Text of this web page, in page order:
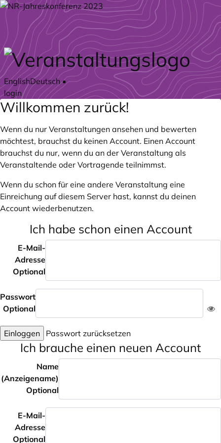
Zum Hauptteil springen
EnglishDeutsch•
login
Willkommen zurück!
Wenn du nur Veranstaltungen ansehen und bewerten
möchtest, brauchst du keinen Account. Einen Account
brauchst du nur, wenn du an der Veranstaltung als
Veranstaltende oder Vortragende teilnimmst.
Wenn du schon für eine andere Veranstaltung eine
Einreichung auf diesem Server hast, kannst du deinen
Account wiederbenutzen.
Ich habe schon einen Account
E-Mail-
Adresse
Optional
Passwort
Optional
Einloggen Passwort zurücksetzen
Ich brauche einen neuen Account
Name
(Anzeigename)
Optional
E-Mail-
Adresse
Optional